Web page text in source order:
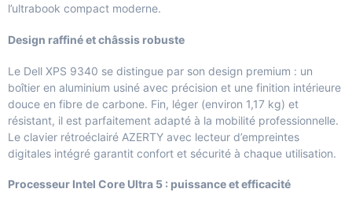
l’ultrabook compact moderne.
Design raffiné et châssis robuste
Le Dell XPS 9340 se distingue par son design premium : un
boîtier en aluminium usiné avec précision et une finition intérieure
douce en fibre de carbone. Fin, léger (environ 1,17 kg) et
résistant, il est parfaitement adapté à la mobilité professionnelle.
Le clavier rétroéclairé AZERTY avec lecteur d’empreintes
digitales intégré garantit confort et sécurité à chaque utilisation.
Processeur Intel Core Ultra 5 : puissance et efficacité